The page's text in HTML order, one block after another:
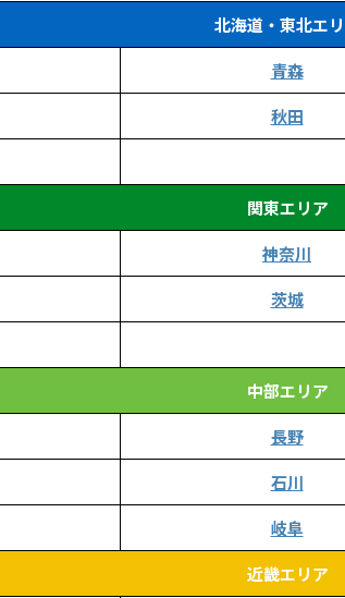
北海道・東北エ
青森
秋田
関東エリア
神奈川
茨城
中部エリア
長野
石川
岐阜
近畿エリア